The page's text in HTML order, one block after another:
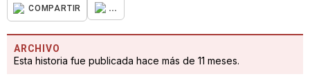
COMPARTIR ...
ARCHIVO
Esta historia fue publicada hace más de 11 meses.